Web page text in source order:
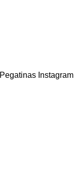
Pegatinas Instagram